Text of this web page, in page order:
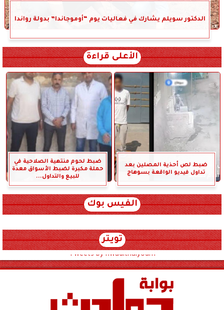
الدكتور سويلم يشارك في فعاليات يوم “أوموجاندا” بدولة رواندا
الأعلى قراءة
ضبط لص أحذية المصلين بعد
تداول فيديو الواقعة بسوهاج
ضبط لحوم منتهية الصلاحية في
حملة مكبرة لضبط الأسواق معدة
للبيع والتداول...
الفيس بوك
تويتر
Tweets by hwadithalyoum